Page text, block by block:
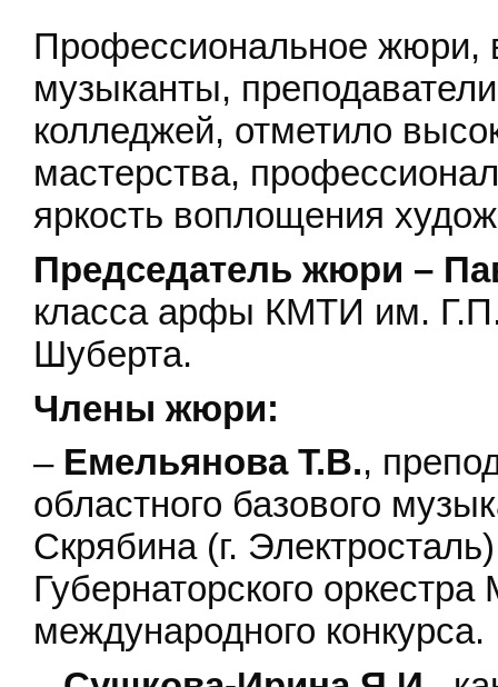
Профессиональное жюри,
музыканты,
колледжей, отметило
мастерства,
яркость воплощения
Председатель жюри –
класса арфы КМТИ им.
Шуберта.
Члены жюри:
– Емельянова Т.В.,
областного базового
Скрябина (г.
Губернаторского
международного конкурса.